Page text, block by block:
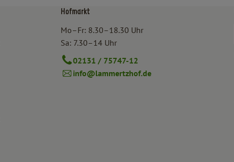
Hofmarkt
Mo–Fr: 8.30–18.30 Uhr
Sa: 7.30–14 Uhr
02131 / 75747-12
info@lammertzhof.de